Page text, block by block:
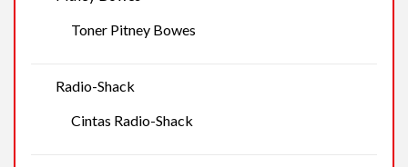
Toner Pitney Bowes
Radio-Shack
Cintas Radio-Shack